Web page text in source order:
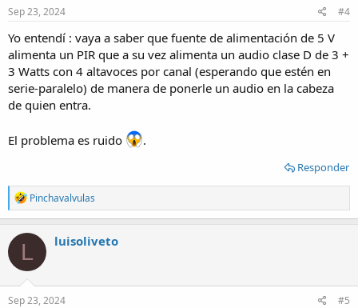
s
Sep 23, 2024 #4
Yo entendí : vaya a saber que fuente de alimentación de 5 V
alimenta un PIR que a su vez alimenta un audio clase D de 3 +
3 Watts con 4 altavoces por canal (esperando que estén en
serie-paralelo) de manera de ponerle un audio en la cabeza
de quien entra.
El problema es ruido .
Responder
R
e
a
c
i
o
n
s
Pinchavalvulas
L luisoliveto
Sep 23, 2024 #5